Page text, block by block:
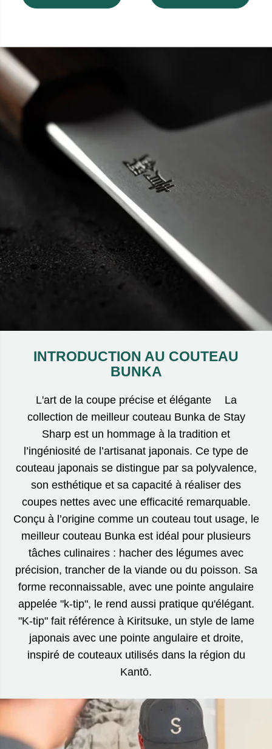
INTRODUCTION AU COUTEAU
BUNKA
L'art de la coupe précise et élégante La
collection de meilleur couteau Bunka de Stay
Sharp est un hommage à la tradition et
l’ingéniosité de l’artisanat japonais. Ce type de
couteau japonais se distingue par sa polyvalence,
son esthétique et sa capacité à réaliser des
coupes nettes avec une efficacité remarquable.
Conçu à l’origine comme un couteau tout usage, le
meilleur couteau Bunka est idéal pour plusieurs
tâches culinaires : hacher des légumes avec
précision, trancher de la viande ou du poisson. Sa
forme reconnaissable, avec une pointe angulaire
appelée "k-tip", le rend aussi pratique qu'élégant.
"K-tip" fait référence à Kiritsuke, un style de lame
japonais avec une pointe angulaire et droite,
inspiré de couteaux utilisés dans la région du
Kantō.